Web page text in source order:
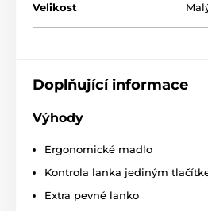
Když se v jediném produktu
originální i praktický je proto i
velikostech, ale i v šesti
Velikost
Doplňující informace
Výhody
Ergonomické madlo
Kontrola lanka jediným
Extra pevné lanko